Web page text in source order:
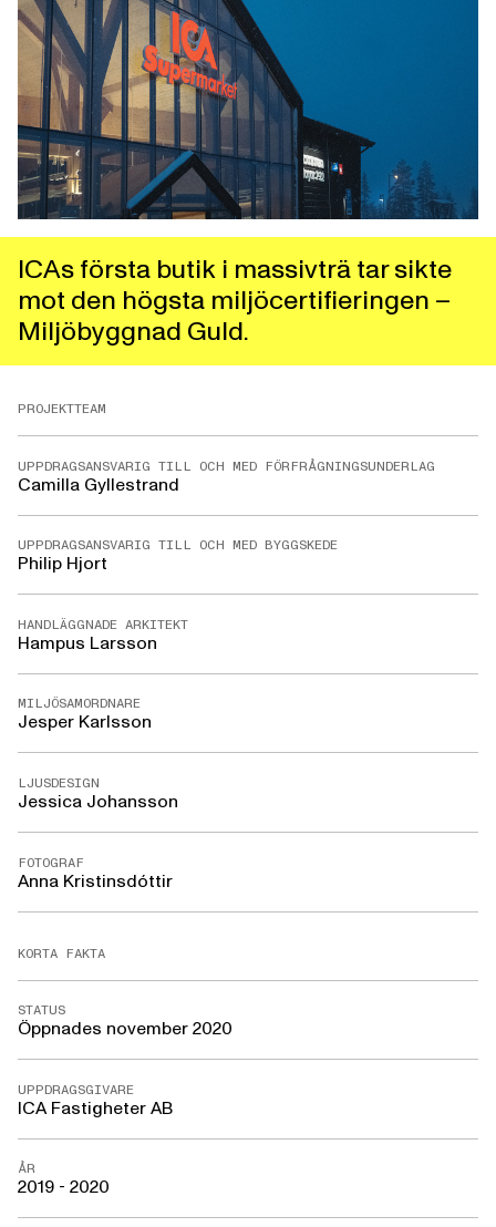
ICAs första butik i massivträ tar sikte
mot den högsta miljöcertifieringen –
Miljöbyggnad Guld.
PROJEKTTEAM
UPPDRAGSANSVARIG TILL OCH MED FÖRFRÅGNINGSUNDERLAG
Camilla Gyllestrand
UPPDRAGSANSVARIG TILL OCH MED BYGGSKEDE
Philip Hjort
HANDLÄGGNADE ARKITEKT
Hampus Larsson
MILJÖSAMORDNARE
Jesper Karlsson
LJUSDESIGN
Jessica Johansson
FOTOGRAF
Anna Kristinsdóttir
KORTA FAKTA
STATUS
Öppnades november 2020
UPPDRAGSGIVARE
ICA Fastigheter AB
ÅR
2019 - 2020